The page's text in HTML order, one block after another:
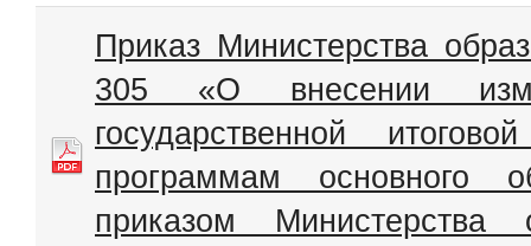
Приказ Министерства
305 «О внесении
государственной
программам основного
приказом